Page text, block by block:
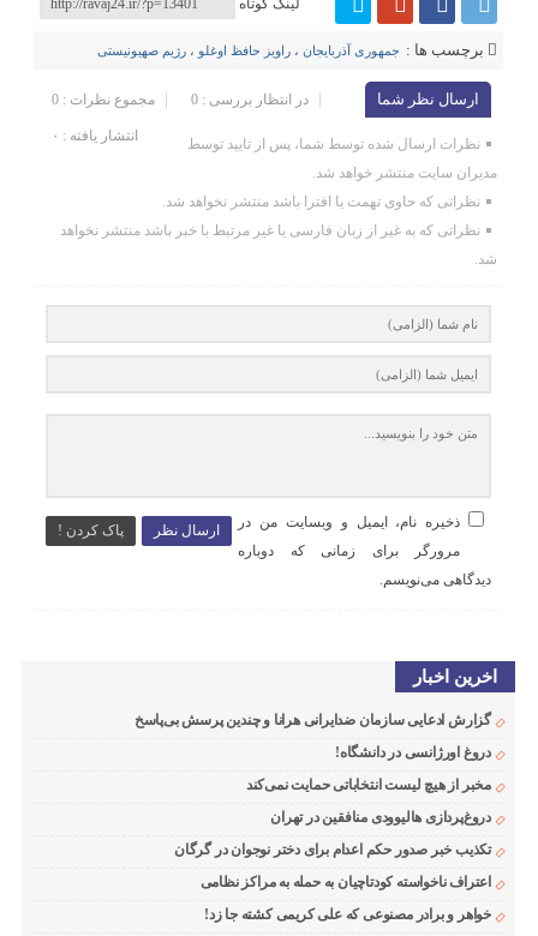
لینک کوتاه
برچسب ها : جمهوری آذربایجان ،راویز حافظ اوغلو ،رژیم صهیونیستی
ارسال نظر شما مجموع نظرات : 0 در انتظار بررسی : 0
انتشار یافته : ۰
نظرات ارسال شده توسط شما، پس از تایید توسط
مدیران سایت منتشر خواهد شد.
نظراتی که حاوی تهمت یا افترا باشد منتشر نخواهد شد.
نظراتی که به غیر از زبان فارسی یا غیر مرتبط با خبر باشد منتشر نخواهد
شد.
ارسال نظر پاک کردن !
ذخیره نام، ایمیل و وبسایت من در
مرورگر برای زمانی که دوباره
دیدگاهی می‌نویسم.
اخرین اخبار
گزارش ادعایی سازمان ضدایرانی هرانا و چندین پرسش بی‌پاسخ
دروغ اورژانسی در دانشگاه!
مخبر از هیچ لیست انتخاباتی حمایت نمی‌کند
دروغ‌پردازی هالیوودی منافقین در تهران
تکذیب خبر صدور حکم اعدام برای دختر نوجوان در گرگان
اعتراف ناخواسته کودتاچیان به حمله به مراکز نظامی
خواهر و برادر مصنوعی که علی کریمی کشته جا زد!